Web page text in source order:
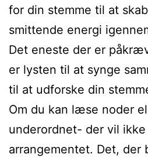
for din stemme til at
smittende energi
Det eneste der er
er lysten til at synge
til at udforske din
Om du kan læse noder
underordnet- der vil
arrangementet. Det, der